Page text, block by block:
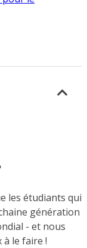
les étudiants qui
génération
- et nous
le faire !